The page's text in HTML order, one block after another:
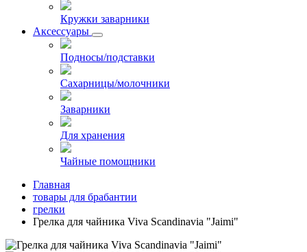
Кружки заварники
Аксессуары
Подносы/подставки
Сахарницы/молочники
Заварники
Для хранения
Чайные помощники
Главная
товары для брабантии
грелки
Грелка для чайника Viva Scandinavia "Jaimi"